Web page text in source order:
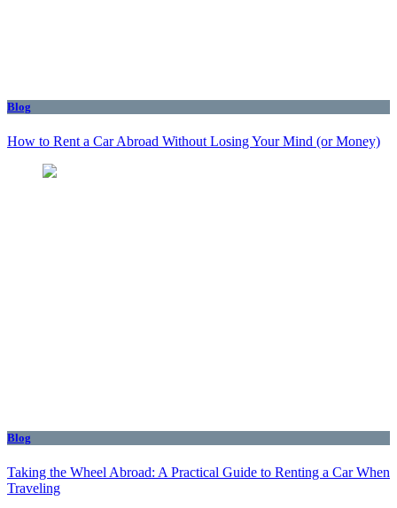
Blog
How to Rent a Car Abroad Without Losing Your Mind (or Money)
Blog
Taking the Wheel Abroad: A Practical Guide to Renting a Car When
Traveling